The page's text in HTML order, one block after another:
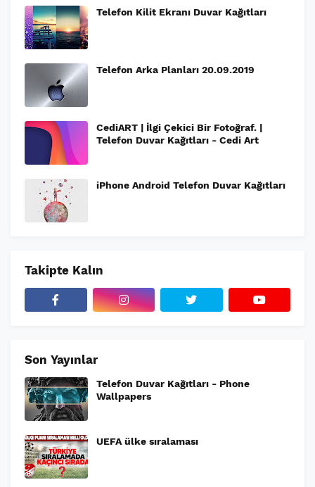
Telefon Kilit Ekranı Duvar Kağıtları
Telefon Arka Planları 20.09.2019
CediART | İlgi Çekici Bir Fotoğraf. |
Telefon Duvar Kağıtları - Cedi Art
iPhone Android Telefon Duvar Kağıtları
Takipte Kalın
Son Yayınlar
Telefon Duvar Kağıtları - Phone
Wallpapers
UEFA ülke sıralaması